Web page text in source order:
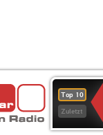
Top 10
Zuletzt